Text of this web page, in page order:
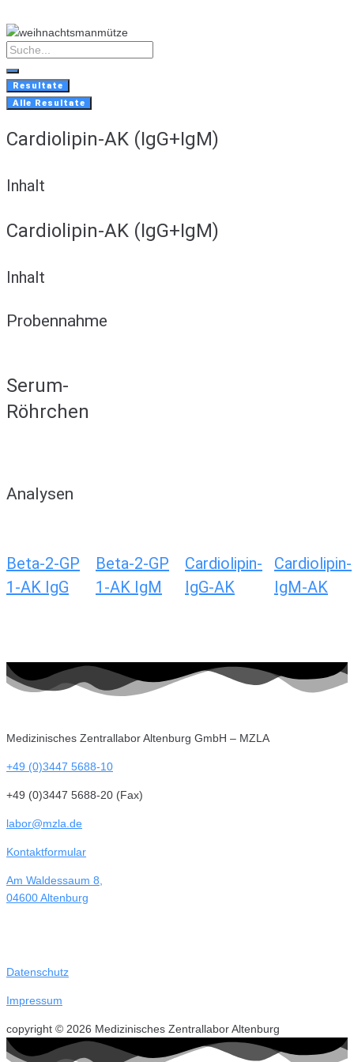
to
content
Search
...
Resultate
Alle Resultate
Cardiolipin-AK (IgG+IgM)
Inhalt
Cardiolipin-AK (IgG+IgM)
Inhalt
Probennahme
Serum-
Röhrchen
Analysen
Beta-2-GP
1-AK IgG
Beta-2-GP
1-AK IgM
Cardiolipin-
IgG-AK
Cardiolipin-
IgM-AK
Medizinisches Zentrallabor Altenburg GmbH – MZLA
+49 (0)3447 5688-10
+49 (0)3447 5688-20 (Fax)
labor@mzla.de
Kontaktformular
Am Waldessaum 8,
04600 Altenburg
Datenschutz
Impressum
copyright © 2026 Medizinisches Zentrallabor Altenburg